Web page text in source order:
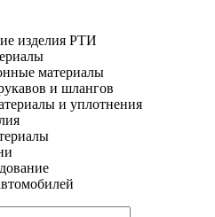
изделия РТИ
материалы
и шлангов
и уплотнения